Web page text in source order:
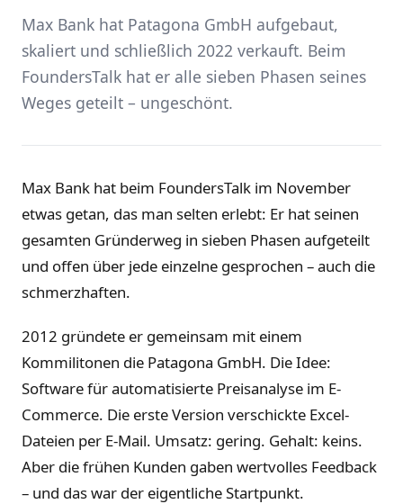
Max Bank hat Patagona GmbH aufgebaut,
skaliert und schließlich 2022 verkauft. Beim
FoundersTalk hat er alle sieben Phasen seines
Weges geteilt – ungeschönt.
Max Bank hat beim FoundersTalk im November
etwas getan, das man selten erlebt: Er hat seinen
gesamten Gründerweg in sieben Phasen aufgeteilt
und offen über jede einzelne gesprochen – auch die
schmerzhaften.
2012 gründete er gemeinsam mit einem
Kommilitonen die Patagona GmbH. Die Idee:
Software für automatisierte Preisanalyse im E-
Commerce. Die erste Version verschickte Excel-
Dateien per E-Mail. Umsatz: gering. Gehalt: keins.
Aber die frühen Kunden gaben wertvolles Feedback
– und das war der eigentliche Startpunkt.